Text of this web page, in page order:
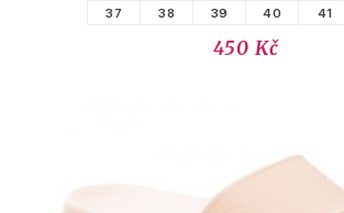
37 38 39 40 41
450 Kč